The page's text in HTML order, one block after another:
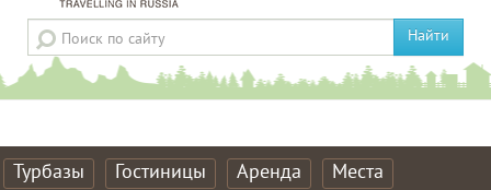
Найти
Турбазы Гостиницы Аренда
Места